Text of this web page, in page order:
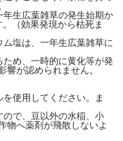
生広葉雑草の発生始期か
（効果発現から枯死ま
塩は、一年生広葉雑草に
め、一時的に黄化等が発
が認められません。
使用してください。ま
で、豆以外の水稲、小
物へ薬剤が飛散しないよ